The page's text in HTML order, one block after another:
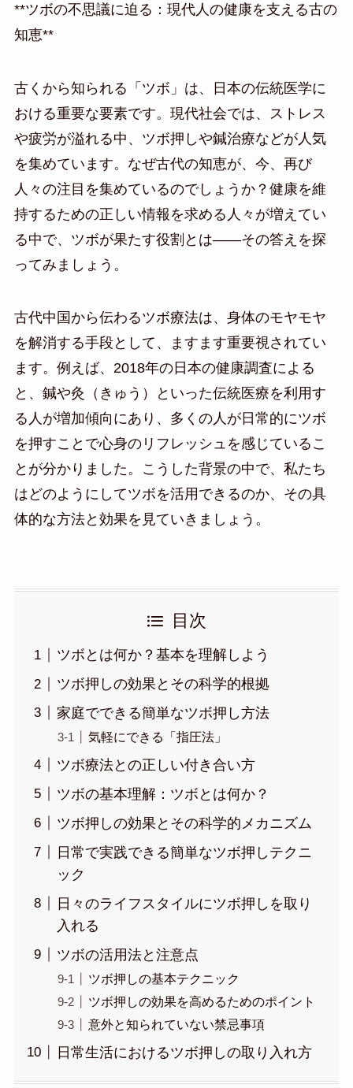
**ツボの不思議に迫る：現代人の健康を支える古の
知恵**
古くから知られる「ツボ」は、日本の伝統医学に
おける重要な要素です。現代社会では、ストレス
や疲労が溢れる中、ツボ押しや鍼治療などが人気
を集めています。なぜ古代の知恵が、今、再び
人々の注目を集めているのでしょうか？健康を維
持するための正しい情報を求める人々が増えてい
る中で、ツボが果たす役割とは――その答えを探
ってみましょう。
古代中国から伝わるツボ療法は、身体のモヤモヤ
を解消する手段として、ますます重要視されてい
ます。例えば、2018年の日本の健康調査による
と、鍼や灸（きゅう）といった伝統医療を利用す
る人が増加傾向にあり、多くの人が日常的にツボ
を押すことで心身のリフレッシュを感じているこ
とが分かりました。こうした背景の中で、私たち
はどのようにしてツボを活用できるのか、その具
体的な方法と効果を見ていきましょう。
目次
ツボとは何か？基本を理解しよう
ツボ押しの効果とその科学的根拠
家庭でできる簡単なツボ押し方法
気軽にできる「指圧法」
ツボ療法との正しい付き合い方
ツボの基本理解：ツボとは何か？
ツボ押しの効果とその科学的メカニズム
日常で実践できる簡単なツボ押しテクニ
ック
日々のライフスタイルにツボ押しを取り
入れる
ツボの活用法と注意点
ツボ押しの基本テクニック
ツボ押しの効果を高めるためのポイント
意外と知られていない禁忌事項
日常生活におけるツボ押しの取り入れ方